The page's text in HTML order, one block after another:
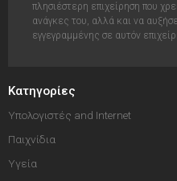
πλησιέστερη επιχείρηση που
ανάγκες του, αλλά και να
εγγεγραμμένης σε αυτόν
Κατηγορίες
Υπολογιστές and Internet
Παιχνίδια
Υγεία